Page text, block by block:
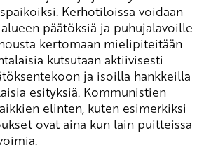
Kerhotiloissa voidaan
päätöksiä ja puhujalavoille
kertomaan mielipiteitään
kutsutaan aktiivisesti
ja isoilla hankkeilla
esityksiä. Kommunistien
elinten, kuten esimerkiksi
ovat aina kun lain puitteissa